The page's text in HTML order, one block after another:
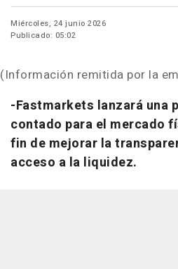
Miércoles, 24 junio 2026
Publicado: 05:02
(Información remitida por la
-Fastmarkets lanzará una
contado para el mercado
fin de mejorar la
acceso a la liquidez.